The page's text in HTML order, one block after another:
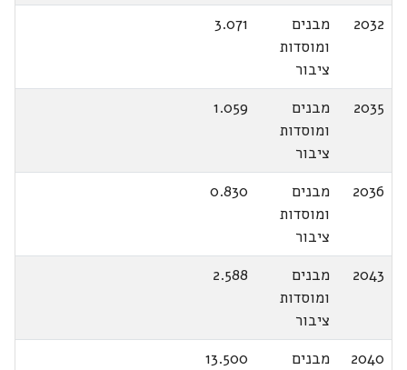
2032
מבנים
ומוסדות
ציבור
3.071
2035
מבנים
ומוסדות
ציבור
1.059
2036
מבנים
ומוסדות
ציבור
0.830
2043
מבנים
ומוסדות
ציבור
2.588
2040
מבנים
13.500